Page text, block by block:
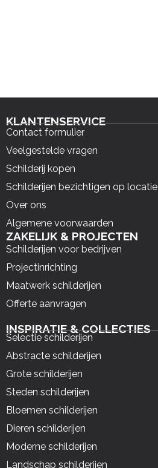
KLANTENSERVICE
Contact formulier
Veelgestelde vragen
Schilderij kopen
Schilderijen bezichtigen op locatie
Over ons
Algemene voorwaarden
ZAKELIJK & PROJECTEN
Schilderijen voor bedrijven
Projectinrichting
Maatwerk schilderijen
Offerte aanvragen
INSPIRATIE & COLLECTIES
Selectie schilderijen
Abstracte schilderijen
Grote schilderijen
Steden schilderijen
Bloemen schilderijen
Dieren schilderijen
Moderne schilderijen
Landschap schilderijen